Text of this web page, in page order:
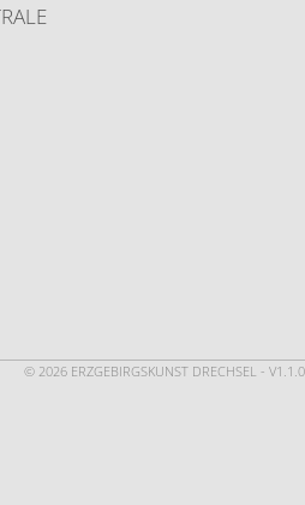
© 2026 ERZGEBIRGSKUNST DRECHSEL - V1.1.0